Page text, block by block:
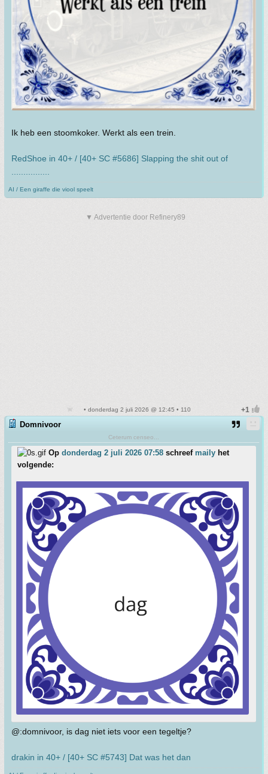
Ik heb een stoomkoker. Werkt als een trein.
RedShoe in 40+ / [40+ SC #5686] Slapping the shit out of
AI / Een giraffe die viool speelt
▼ Advertentie door Refinery89
• donderdag 2 juli 2026 @ 12:45 • 110
Domnivoor
Ceterum censeo...
Op donderdag 2 juli 2026 07:58 schreef maily het
volgende:
@:domnivoor, is dag niet iets voor een tegeltje?
drakin in 40+ / [40+ SC #5743] Dat was het dan